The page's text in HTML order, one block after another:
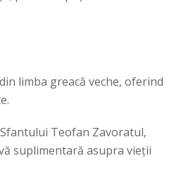
limba greacă veche, oferind
Teofan Zavoratul,
suplimentară asupra vieții